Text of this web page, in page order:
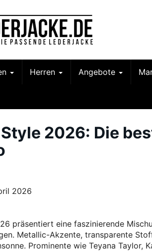
Herren Angebote
2026: Die
2026
präsentiert eine faszinierende
Metallic-Akzente, transparente
Prominente wie Teyana Taylor,